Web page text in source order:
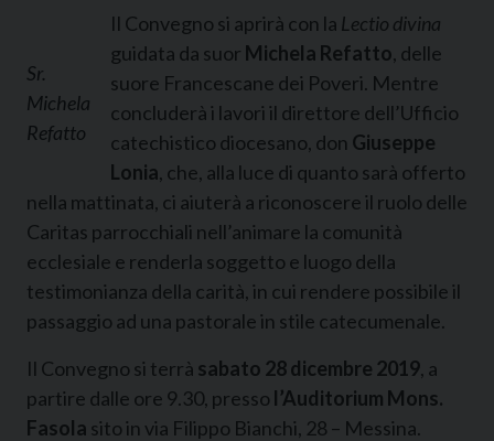
Sr.
Michela
Refatto
Il Convegno si aprirà con la Lectio divina
guidata da suor Michela Refatto, delle
suore Francescane dei Poveri. Mentre
concluderà i lavori il direttore dell’Ufficio
catechistico diocesano, don Giuseppe
Lonia, che, alla luce di quanto sarà offerto
nella mattinata, ci aiuterà a riconoscere il ruolo delle
Caritas parrocchiali nell’animare la comunità
ecclesiale e renderla soggetto e luogo della
testimonianza della carità, in cui rendere possibile il
passaggio ad una pastorale in stile catecumenale.
Il Convegno si terrà sabato 28 dicembre 2019, a
partire dalle ore 9.30, presso l’Auditorium Mons.
Fasola sito in via Filippo Bianchi, 28 – Messina.